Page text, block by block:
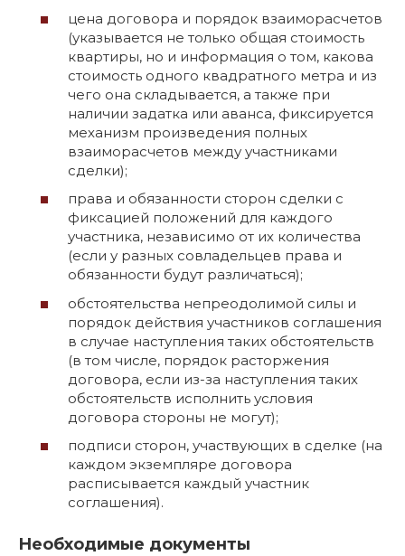
цена договора и порядок взаиморасчетов
(указывается не только общая стоимость
квартиры, но и информация о том, какова
стоимость одного квадратного метра и из
чего она складывается, а также при
наличии задатка или аванса, фиксируется
механизм произведения полных
взаиморасчетов между участниками
сделки);
права и обязанности сторон сделки с
фиксацией положений для каждого
участника, независимо от их количества
(если у разных совладельцев права и
обязанности будут различаться);
обстоятельства непреодолимой силы и
порядок действия участников соглашения
в случае наступления таких обстоятельств
(в том числе, порядок расторжения
договора, если из-за наступления таких
обстоятельств исполнить условия
договора стороны не могут);
подписи сторон, участвующих в сделке (на
каждом экземпляре договора
расписывается каждый участник
соглашения).
Необходимые документы